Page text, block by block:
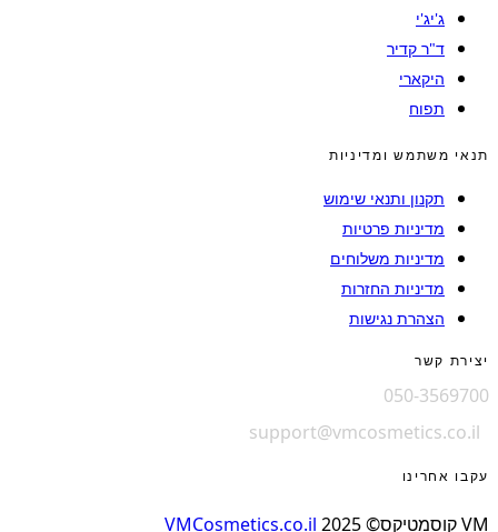
ג'יג'י
ד"ר קדיר
היקארי
תפוח
תנאי משתמש ומדיניות
תקנון ותנאי שימוש
מדיניות פרטיות
מדיניות משלוחים
מדיניות החזרות
הצהרת נגישות
יצירת קשר
050-3569700
support@vmcosmetics.co.il
עקבו אחרינו
VM קוסמטיקס© 2025 VMCosmetics.co.il